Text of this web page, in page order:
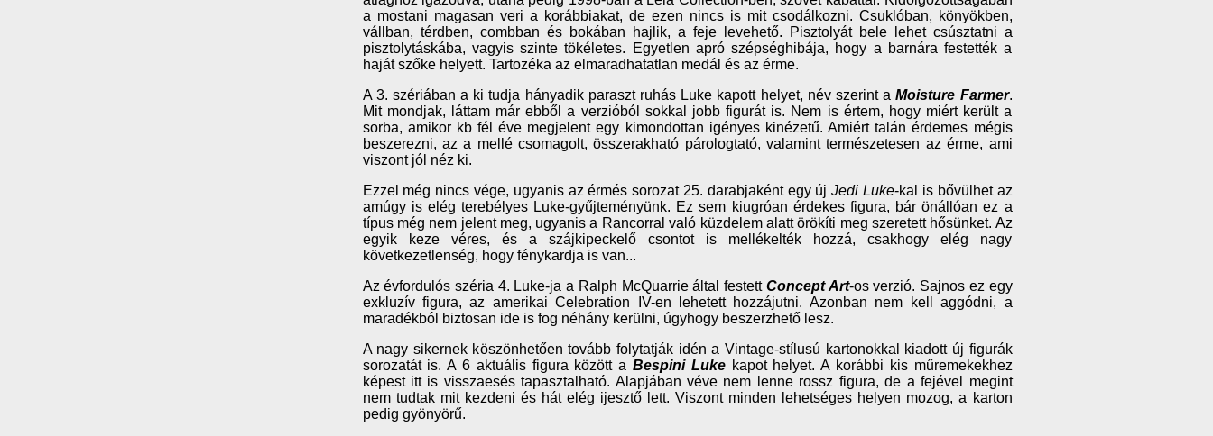
a mostani magasan veri a korábbiakat, de ezen nincs is mit csodálkozni. Csuklóban, könyökben,
vállban, térdben, combban és bokában hajlik, a feje levehető. Pisztolyát bele lehet csúsztatni a
pisztolytáskába, vagyis szinte tökéletes. Egyetlen apró szépséghibája, hogy a barnára festették a
haját szőke helyett. Tartozéka az elmaradhatatlan medál és az érme.
A 3. szériában a ki tudja hányadik paraszt ruhás Luke kapott helyet, név szerint aMoisture Farmer.
Mit mondjak, láttam már ebből a verzióból sokkal jobb figurát is. Nem is értem, hogy miért került a
sorba, amikor kb fél éve megjelent egy kimondottan igényes kinézetű. Amiért talán érdemes mégis
beszerezni, az a mellé csomagolt, összerakható párologtató, valamint természetesen az érme, ami
viszont jól néz ki.
Ezzel még nincs vége, ugyanis az érmés sorozat 25. darabjaként egy újJedi Luke-kal is bővülhet az
amúgy is elég terebélyes Luke-gyűjteményünk. Ez sem kiugróan érdekes figura, bár önállóan ez a
típus még nem jelent meg, ugyanis a Rancorral való küzdelem alatt örökíti meg szeretett hősünket. Az
egyik keze véres, és a szájkipeckelő csontot is mellékelték hozzá, csakhogy elég nagy
következetlenség, hogy fénykardja is van...
Az évfordulós széria 4. Luke-ja a Ralph McQuarrie által festett Concept Art-os verzió. Sajnos ez egy
exkluzív figura, az amerikai Celebration IV-en lehetett hozzájutni. Azonban nem kell aggódni, a
maradékból biztosan ide is fog néhány kerülni, úgyhogy beszerzhető lesz.
A nagy sikernek köszönhetően tovább folytatják idén a Vintage-stílusú kartonokkal kiadott új figurák
sorozatát is. A 6 aktuális figura között a Bespini Lukekapot helyet. A korábbi kis műremekekhez
képest itt is visszaesés tapasztalható. Alapjában véve nem lenne rossz figura, de a fejével megint
nem tudtak mit kezdeni és hát elég ijesztő lett. Viszont minden lehetséges helyen mozog, a karton
pedig gyönyörű.